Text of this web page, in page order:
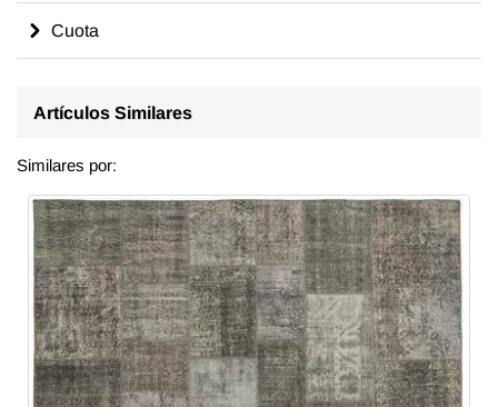
Cuota
Artículos Similares
Similares por: